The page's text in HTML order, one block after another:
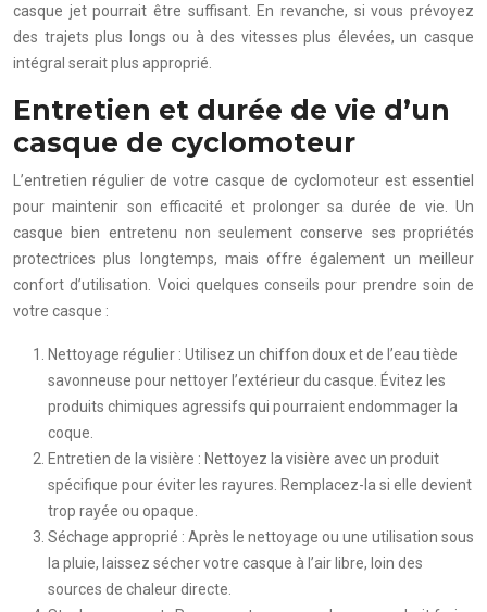
casque jet pourrait être suffisant. En revanche, si vous prévoyez
des trajets plus longs ou à des vitesses plus élevées, un casque
intégral serait plus approprié.
Entretien et durée de vie d’un
casque de cyclomoteur
L’entretien régulier de votre casque de cyclomoteur est essentiel
pour maintenir son efficacité et prolonger sa durée de vie. Un
casque bien entretenu non seulement conserve ses propriétés
protectrices plus longtemps, mais offre également un meilleur
confort d’utilisation. Voici quelques conseils pour prendre soin de
votre casque :
Nettoyage régulier : Utilisez un chiffon doux et de l’eau tiède
savonneuse pour nettoyer l’extérieur du casque. Évitez les
produits chimiques agressifs qui pourraient endommager la
coque.
Entretien de la visière : Nettoyez la visière avec un produit
spécifique pour éviter les rayures. Remplacez-la si elle devient
trop rayée ou opaque.
Séchage approprié : Après le nettoyage ou une utilisation sous
la pluie, laissez sécher votre casque à l’air libre, loin des
sources de chaleur directe.